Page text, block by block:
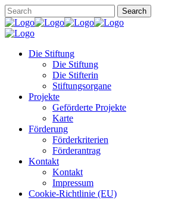
Die Stiftung
Die Stiftung
Die Stifterin
Stiftungsorgane
Projekte
Geförderte Projekte
Karte
Förderung
Förderkriterien
Förderantrag
Kontakt
Kontakt
Impressum
Cookie-Richtlinie (EU)